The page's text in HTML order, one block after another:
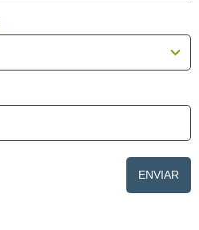
ENVIAR